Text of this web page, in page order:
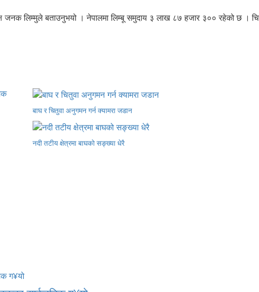
जनक लिम्मुले बताउनुभयो । नेपालमा लिम्बू समुदाय ३ लाख ८७ हजार ३०० रहेको छ ।
बाघ र चितुवा अनुगमन गर्न क्यामरा जडान
नदी तटीय क्षेत्रमा बाघको सङ्ख्या धेरै